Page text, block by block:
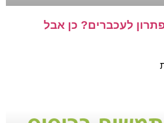
לעכברים? כן אבל